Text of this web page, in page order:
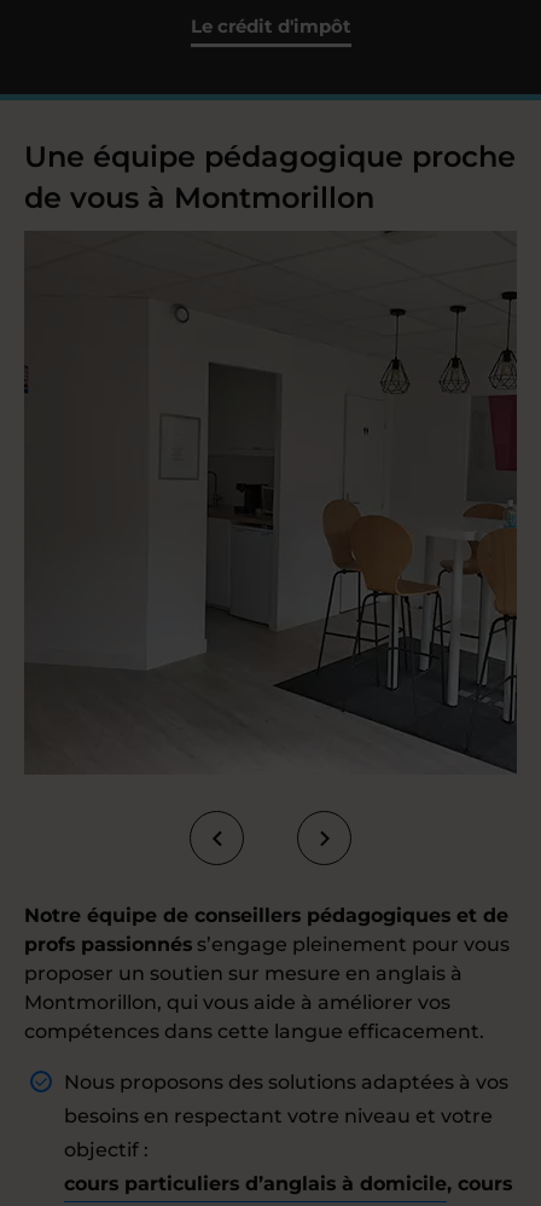
Le crédit d'impôt
Une équipe pédagogique proche
de vous à Montmorillon
Notre équipe de conseillers pédagogiques et de
profs passionnés s’engage pleinement pour vous
proposer un soutien sur mesure en anglais à
Montmorillon, qui vous aide à améliorer vos
compétences dans cette langue efficacement.
Nous proposons des solutions adaptées à vos
besoins en respectant votre niveau et votre
objectif :
cours particuliers d’anglais à domicile, cours